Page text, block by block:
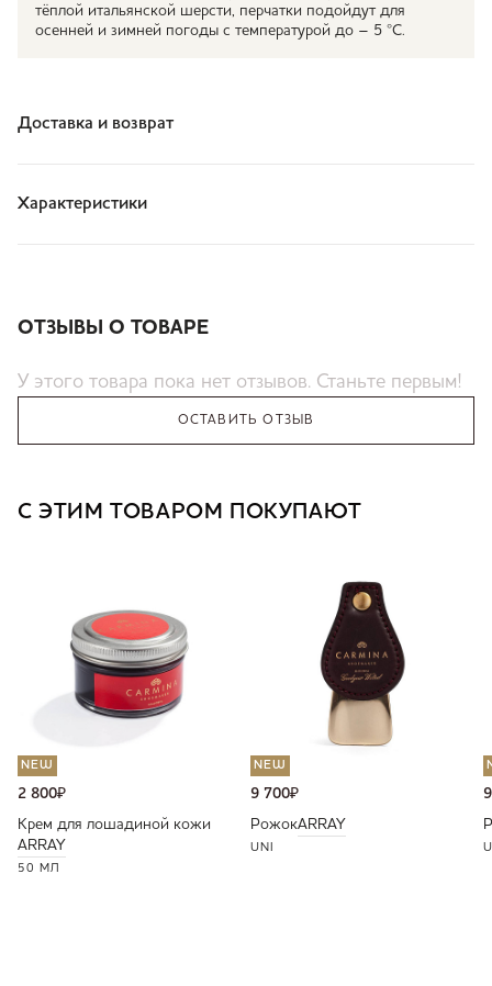
тёплой итальянской шерсти, перчатки подойдут для
осенней и зимней погоды с температурой до – 5 °С.
Доставка и возврат
Характеристики
ОТЗЫВЫ О ТОВАРЕ
У этого товара пока нет отзывов. Станьте первым!
ОСТАВИТЬ ОТЗЫВ
С ЭТИМ ТОВАРОМ ПОКУПАЮТ
NEW
2 800₽
Крем для лошадиной кожи
ARRAY
50 МЛ
NEW
9 700₽
РожокARRAY
UNI